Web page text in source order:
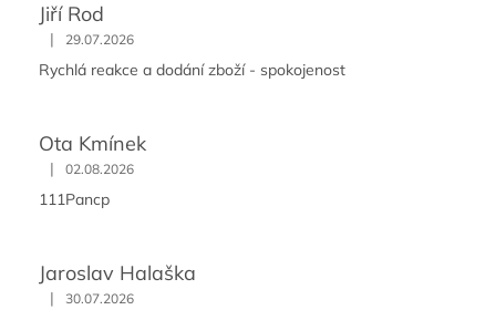
Jiří Rod
| 29.07.2026
Rychlá reakce a dodání zboží - spokojenost
Ota Kmínek
| 02.08.2026
111Pancp
Jaroslav Halaška
| 30.07.2026